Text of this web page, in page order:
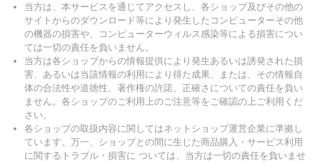
当方は、本サービスを通じてアクセスし、各ショップ及びその他の
サイトからのダウンロード等により発生したコンピューターその他
の機器の損害や、コンピューターウィルス感染等による損害につい
ては一切の責任を負いません。
当方は各ショップからの情報提供により発生あるいは誘発された損
害、あるいは当該情報の利用により得た成果、または、その情報自
体の合法性や道徳性、著作権の許諾、正確さについての責任を負い
ません。各ショップのご利用上のご注意等をご確認の上ご利用くだ
さい。
各ショップの取扱内容に関してはネットショップ運営企業に準拠し
ています。万一、ショップとの間に生じた商品購入・サービス利用
に関するトラブル・損害に ついては、当方は一切の責任を負いませ